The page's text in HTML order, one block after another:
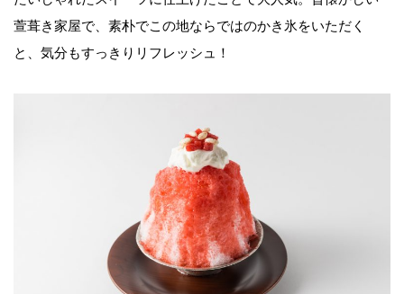
萱葺き家屋で、素朴でこの地ならではのかき氷をいただく
と、気分もすっきりリフレッシュ！